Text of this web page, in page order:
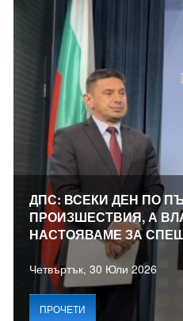
ДПС: ВСЕКИ ДЕН ПО
ПРОИЗШЕСТВИЯ, А
НАСТОЯВАМЕ ЗА
Четвъртък, 30 Юли 2026
ПРОЧЕТИ